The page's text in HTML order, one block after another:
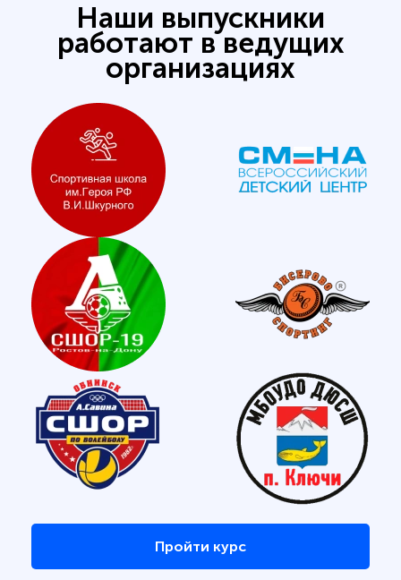
Наши выпускники
работают в ведущих
организациях
Пройти курс